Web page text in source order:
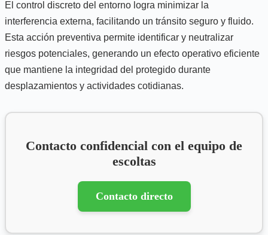
El control discreto del entorno logra minimizar la
interferencia externa, facilitando un tránsito seguro y fluido.
Esta acción preventiva permite identificar y neutralizar
riesgos potenciales, generando un efecto operativo eficiente
que mantiene la integridad del protegido durante
desplazamientos y actividades cotidianas.
Contacto confidencial con el equipo de
escoltas
Contacto directo